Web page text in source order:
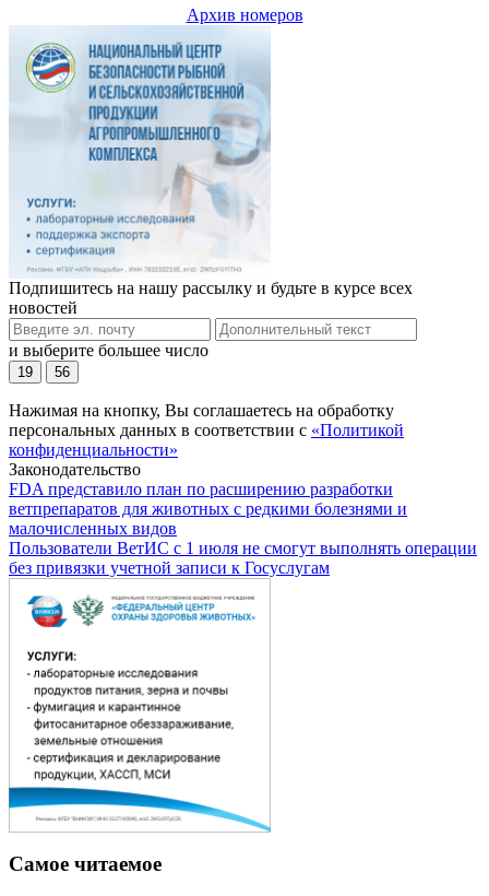
Архив номеров
Подпишитесь на нашу рассылку и будьте в курсе всех
новостей
и выберите большее число
19 56
Нажимая на кнопку, Вы соглашаетесь на обработку
персональных данных в соответствии с «Политикой
конфиденциальности»
Законодательство
FDA представило план по расширению разработки
ветпрепаратов для животных с редкими болезнями и
малочисленных видов
Пользователи ВетИС с 1 июля не смогут выполнять операции
без привязки учетной записи к Госуслугам
Самое читаемое